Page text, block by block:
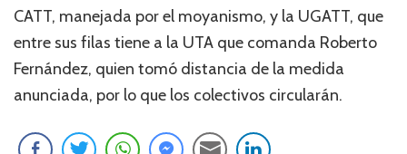
CATT, manejada por el moyanismo, y la UGATT, que
entre sus filas tiene a la UTA que comanda Roberto
Fernández, quien tomó distancia de la medida
anunciada, por lo que los colectivos circularán.